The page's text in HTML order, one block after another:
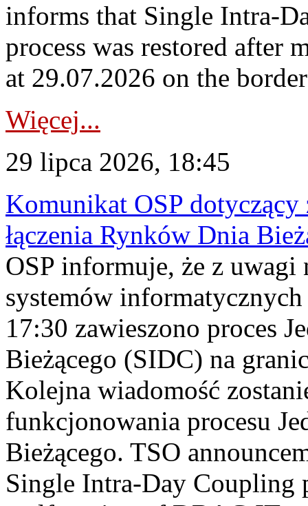
informs that Single Intra-
process was restored after
at 29.07.2026 on the
Więcej...
29 lipca 2026, 18:45
Komunikat OSP dotyczący
łączenia Rynków Dnia
OSP informuje, że z uwagi
systemów
17:30 zawieszono proces
Bieżącego (SIDC) na
Kolejna wiadomość
funkcjonowania procesu
Bieżącego. TSO
Single Intra-Day Coupling